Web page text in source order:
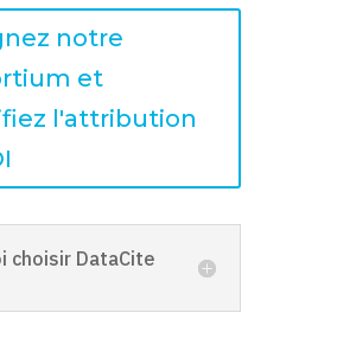
notre
et
l'attribution
choisir DataCite